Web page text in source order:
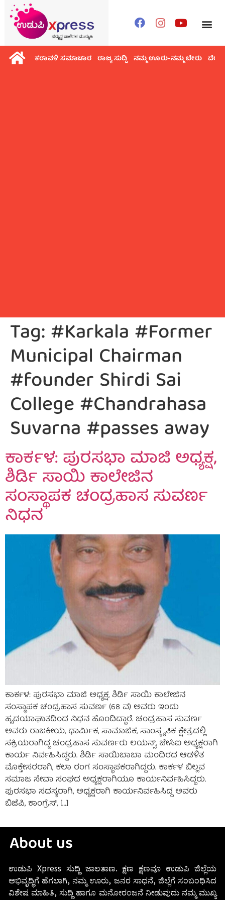
ಕರಾವಳಿ ಸಮಾಚಾರ ರಾಜ್ಯ ಸುದ್ದಿ ನಮ್ಮ ಊರು-ನಮ್ಮ ಬೇರು ದೇಶ
Tag:#Karkala #Former
Municipal Chairman
#founder Shirdi Sai
College #Chandrahasa
Suvarna #passes away
ಕಾರ್ಕಳ: ಪುರಸಭಾ ಮಾಜಿ ಅಧ್ಯಕ್ಷ,
ಶಿರ್ಡಿ ಸಾಯಿ ಕಾಲೇಜಿನ
ಸಂಸ್ಥಾಪಕ ಚಂದ್ರಹಾಸ ಸುವರ್ಣ
ನಿಧನ
ಕಾರ್ಕಳ: ಪುರಸಭಾ ಮಾಜಿ ಅಧ್ಯಕ್ಷ, ಶಿರ್ಡಿ ಸಾಯಿ ಕಾಲೇಜಿನ
ಸಂಸ್ಥಾಪಕ ಚಂದ್ರಹಾಸ ಸುವರ್ಣ (68 ವ) ಅವರು ಇಂದು
ಹೃದಯಾಘಾತದಿಂದ ನಿಧನ ಹೊಂದಿದ್ದಾರೆ. ಚಂದ್ರಹಾಸ ಸುವರ್ಣ
ಅವರು ರಾಜಕೀಯ, ಧಾರ್ಮಿಕ, ಸಾಮಾಜಿಕ, ಸಾಂಸ್ಕೃತಿಕ ಕ್ಷೇತ್ರದಲ್ಲಿ
ಸಕ್ರಿಯರಾಗಿದ್ದ ಚಂದ್ರಹಾಸ ಸುವರ್ಣರು ಲಯನ್ಸ್‌, ಜೇಸಿಐ ಅಧ್ಯಕ್ಷರಾಗಿ
ಕಾರ್ಯ ನಿರ್ವಹಿಸಿದ್ದರು. ಶಿರ್ಡಿ ಸಾಯಿಬಾಬಾ ಮಂದಿರದ ಆಡಳಿತ
ಮೊಕ್ತೇಸರರಾಗಿ, ಕಲಾ ರಂಗ ಸಂಸ್ಥಾಪಕರಾಗಿದ್ದರು. ಕಾರ್ಕಳ ಬಿಲ್ಲವ
ಸಮಾಜ ಸೇವಾ ಸಂಘದ ಅಧ್ಯಕ್ಷರಾಗಿಯೂ ಕಾರ್ಯನಿರ್ವಹಿಸಿದ್ದರು.
ಪುರಸಭಾ ಸದಸ್ಯರಾಗಿ, ಅಧ್ಯಕ್ಷರಾಗಿ ಕಾರ್ಯನಿರ್ವಹಿಸಿದ್ದ ಅವರು
ಬಿಜೆಪಿ, ಕಾಂಗ್ರೆಸ್‌, […]
About us
ಉಡುಪಿ Xpress ಸುದ್ದಿ ಜಾಲತಾಣ. ಕ್ಷಣ ಕ್ಷಣವೂ ಉಡುಪಿ ಜಿಲ್ಲೆಯ
ಅಭಿವೃದ್ಧಿಗೆ ಹೆಗಲಾಗಿ, ನಮ್ಮ ಊರು, ಜನರ ಸಾಧನೆ, ಜಿಲ್ಲೆಗೆ ಸಂಬಂಧಿಸಿದ
ವಿಶೇಷ ಮಾಹಿತಿ, ಸುದ್ದಿ ಹಾಗೂ ಮನೋರಂಜನೆ ನೀಡುವುದು ನಮ್ಮ ಮುಖ್ಯ